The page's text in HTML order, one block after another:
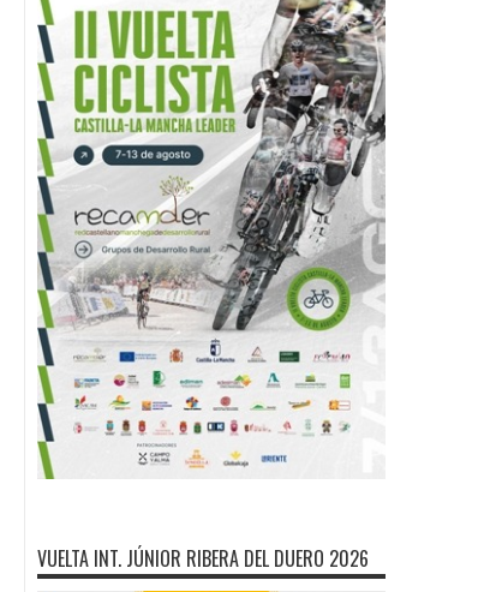
VUELTA INT. JÚNIOR RIBERA DEL DUERO 2026